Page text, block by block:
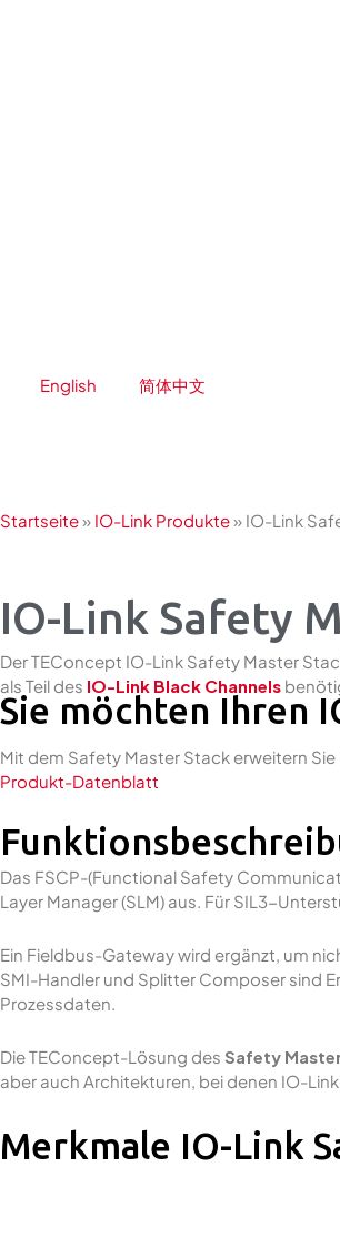
English 简体中文
Startseite» IO-Link Produkte» IO-Link
IO-Link Safety
Der TEConcept IO-Link Safety Master
als Teil des IO-Link Black Channels
Sie möchten Ihren
Mit dem Safety Master Stack erweitern
Produkt-Datenblatt
Das FSCP-(Functional Safety
Layer Manager (SLM) aus. Für SIL3-
Ein Fieldbus-Gateway wird ergänzt, um
SMI-Handler und Splitter Composer sind
Prozessdaten.
Die TEConcept-Lösung des Safety
aber auch Architekturen, bei denen IO-
Merkmale IO-Link